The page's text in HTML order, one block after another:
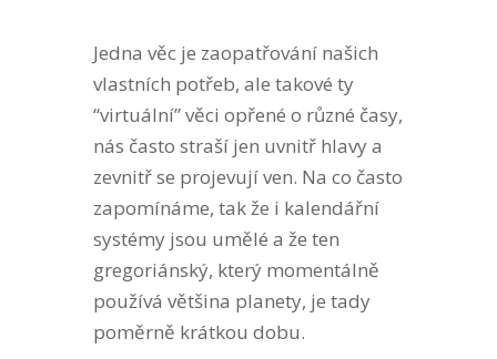
Jedna věc je zaopatřování našich
vlastních potřeb, ale takové ty
“virtuální” věci opřené o různé časy,
nás často straší jen uvnitř hlavy a
zevnitř se projevují ven. Na co často
zapomínáme, tak že i kalendářní
systémy jsou umělé a že ten
gregoriánský, který momentálně
používá většina planety, je tady
poměrně krátkou dobu.